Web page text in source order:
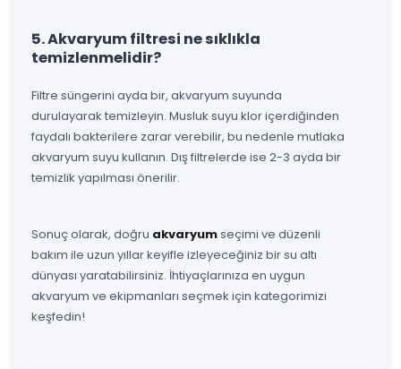
5. Akvaryum filtresi ne sıklıkla
temizlenmelidir?
Filtre süngerini ayda bir, akvaryum suyunda
durulayarak temizleyin. Musluk suyu klor içerdiğinden
faydalı bakterilere zarar verebilir, bu nedenle mutlaka
akvaryum suyu kullanın. Dış filtrelerde ise 2-3 ayda bir
temizlik yapılması önerilir.
Sonuç olarak, doğru akvaryumseçimi ve düzenli
bakım ile uzun yıllar keyifle izleyeceğiniz bir su altı
dünyası yaratabilirsiniz. İhtiyaçlarınıza en uygun
akvaryum ve ekipmanları seçmek için kategorimizi
keşfedin!